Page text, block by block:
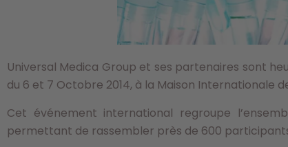
Universal Medica Group et ses partenaires sont
du 6 et 7 Octobre 2014, à la Maison Internationale
Cet événement international regroupe
permettant de rassembler près de 600